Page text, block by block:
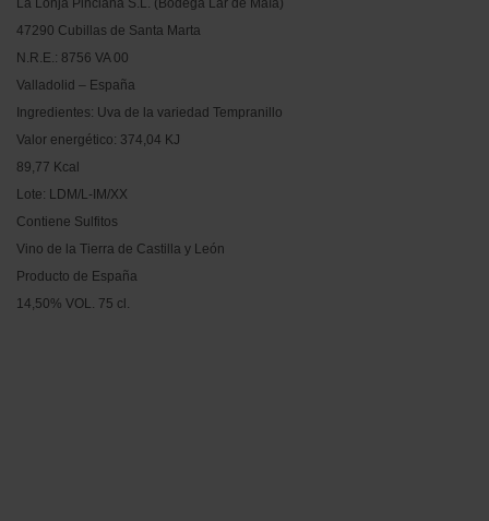
La Lonja Pinciana S.L. (Bodega Lar de Maía)
47290 Cubillas de Santa Marta
N.R.E.: 8756 VA 00
Valladolid – España
Ingredientes: Uva de la variedad Tempranillo
Valor energético: 374,04 KJ
89,77 Kcal
Lote: LDM/L-IM/XX
Contiene Sulfitos
Vino de la Tierra de Castilla y León
Producto de España
14,50% VOL. 75 cl.